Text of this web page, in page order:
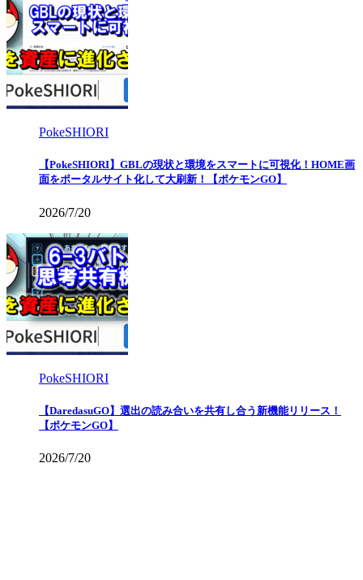
PokeSHIORI
【PokeSHIORI】GBLの現状と環境をスマートに可視化！HOME画
面をポータルサイト化して大刷新！【ポケモンGO】
2026/7/20
PokeSHIORI
【DaredasuGO】選出の読み合いを共有し合う新機能リリース！
【ポケモンGO】
2026/7/20